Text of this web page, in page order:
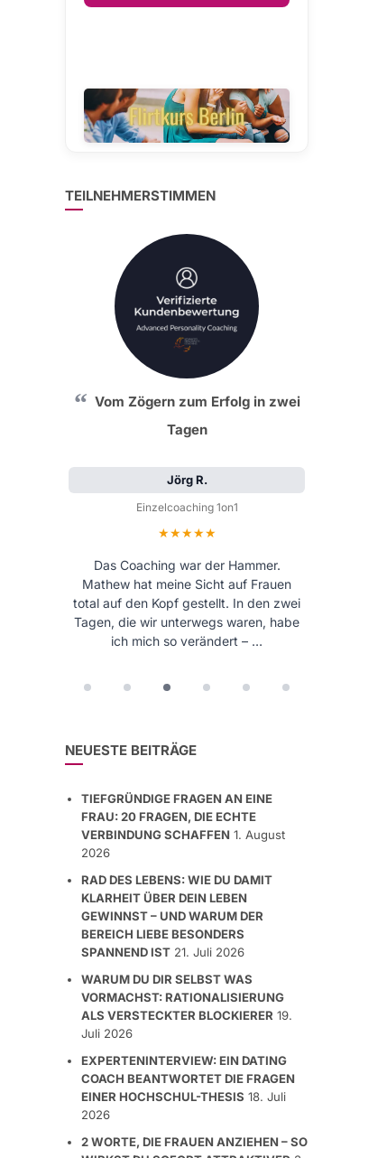
TEILNEHMERSTIMMEN
Vom Zögern zum Erfolg in zwei
Tagen
Jörg R.
Einzelcoaching 1on1
Bewertung: 5 von 5 Sternen
Das Coaching war der Hammer.
Mathew hat meine Sicht auf Frauen
total auf den Kopf gestellt. In den zwei
Tagen, die wir unterwegs waren, habe
ich mich so verändert – …
NEUESTE BEITRÄGE
TIEFGRÜNDIGE FRAGEN AN EINE
FRAU: 20 FRAGEN, DIE ECHTE
VERBINDUNG SCHAFFEN 1. August
2026
RAD DES LEBENS: WIE DU DAMIT
KLARHEIT ÜBER DEIN LEBEN
GEWINNST – UND WARUM DER
BEREICH LIEBE BESONDERS
SPANNEND IST 21. Juli 2026
WARUM DU DIR SELBST WAS
VORMACHST: RATIONALISIERUNG
ALS VERSTECKTER BLOCKIERER 19.
Juli 2026
EXPERTENINTERVIEW: EIN DATING
COACH BEANTWORTET DIE FRAGEN
EINER HOCHSCHUL-THESIS 18. Juli
2026
2 WORTE, DIE FRAUEN ANZIEHEN – SO